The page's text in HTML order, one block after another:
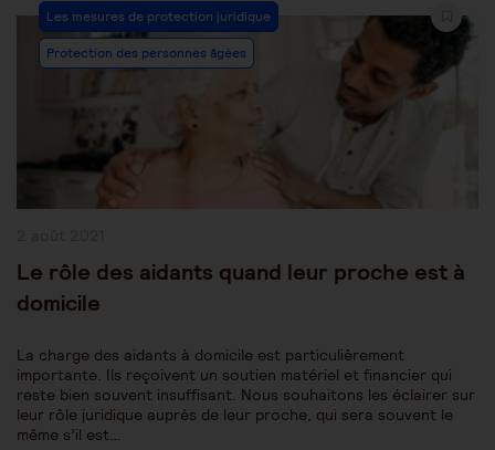
Post
Category:
Les mesures de protection juridique
Protection des personnes âgées
Le rôle des aidants quand leur proche est à
domicile
La charge des aidants à domicile est particulièrement
importante. Ils reçoivent un soutien matériel et financier qui
reste bien souvent insuffisant. Nous souhaitons les éclairer sur
leur rôle juridique auprès de leur proche, qui sera souvent le
même s’il est…